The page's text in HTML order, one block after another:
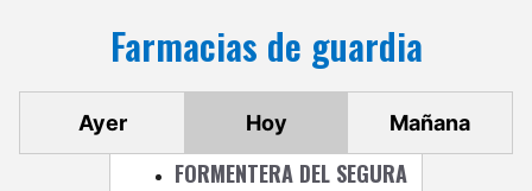
Farmacias de guardia
Ayer Hoy Mañana
FORMENTERA DEL SEGURA